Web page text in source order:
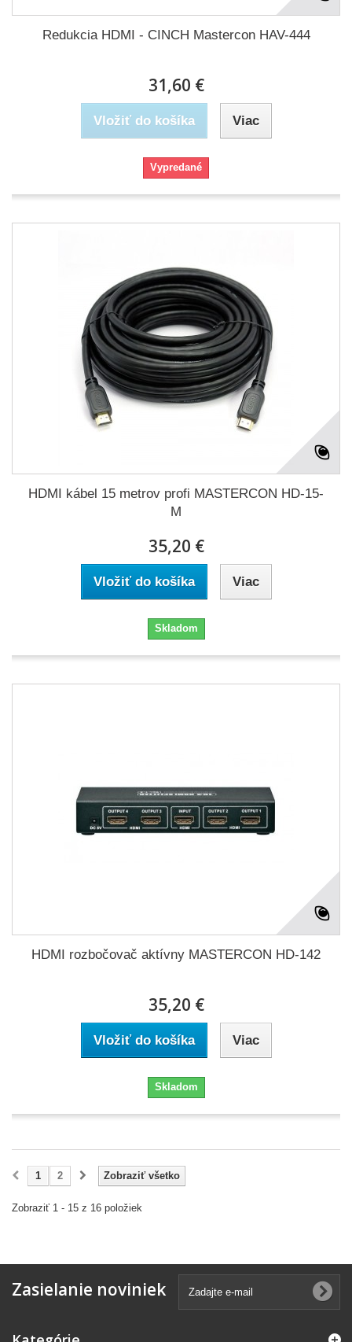
Redukcia HDMI - CINCH Mastercon HAV-444
31,60 €
Vložiť do košíka Viac
Vypredané
HDMI kábel 15 metrov profi MASTERCON HD-15-
M
35,20 €
Vložiť do košíka Viac
Skladom
HDMI rozbočovač aktívny MASTERCON HD-142
35,20 €
Vložiť do košíka Viac
Skladom
Zobraziť všetko
1 2
Zobraziť 1 - 15 z 16 položiek
Zasielanie noviniek